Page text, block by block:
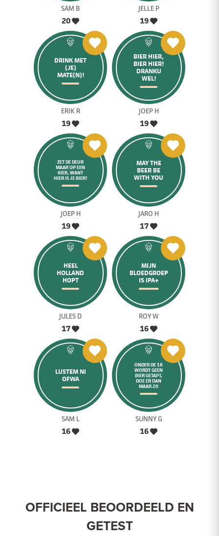
SAM B
20
JELLE P
19
DRINK MET
(JE)
MATE(N)!
ERIK R
19
BIER HIER,
BIER HIER!
DRANKU
WEL!
JOEP H
19
ZET DE DEUR
MAAR OP EEN
KIER, WANT
HIER IS JE BIER!
JOEP H
19
MAY THE
BEER BE
WITH YOU
JARO H
17
HEEL
HOLLAND
HOPT
JULES D
17
MIJN
BLOEDGROEP
IS IPA+
ROY W
16
LUSTEM NI
OFWA
SAM L
16
ONDER DE 18
WORDT GEEN
BIER GETAPT,
DOE ER DAN
MAAR 20
SUNNY G
16
OFFICIEEL BEOORDEELD EN
GETEST